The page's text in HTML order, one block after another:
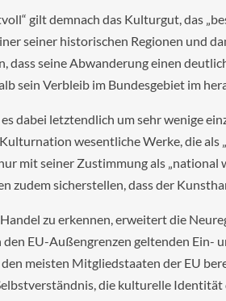
gilt demnach das Kulturgut, das
seiner historischen Regionen und
dass seine Abwanderung einen
sein Verbleib im Bundesgebiet im
dabei letztendlich um sehr wenige
wesentliche Werke, die
mit seiner Zustimmung als
zudem sicherstellen, dass der
zu erkennen, erweitert die
den EU-Außengrenzen geltenden
meisten Mitgliedstaaten der EU
die kulturelle